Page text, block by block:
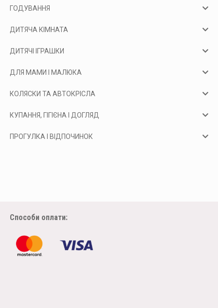
ГОДУВАННЯ
ДИТЯЧА КІМНАТА
ДИТЯЧІ ІГРАШКИ
ДЛЯ МАМИ І МАЛЮКА
КОЛЯСКИ ТА АВТОКРІСЛА
КУПАННЯ, ГІГІЄНА І ДОГЛЯД
ПРОГУЛКА І ВІДПОЧИНОК
Способи оплати: